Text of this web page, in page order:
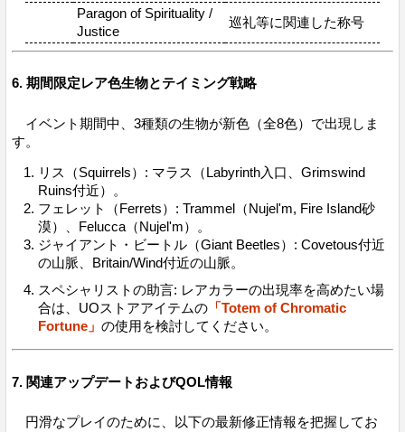
Paragon of Spirituality /
Justice
巡礼等に関連した称号
6. 期間限定レア色生物とテイミング戦略
イベント期間中、3種類の生物が新色（全8色）で出現しま
す。
リス（Squirrels）: マラス（Labyrinth入口、Grimswind
Ruins付近）。
フェレット（Ferrets）: Trammel（Nujel'm, Fire Island砂
漠）、Felucca（Nujel'm）。
ジャイアント・ビートル（Giant Beetles）: Covetous付近
の山脈、Britain/Wind付近の山脈。
スペシャリストの助言: レアカラーの出現率を高めたい場
合は、UOストアアイテムの 「Totem of Chromatic
Fortune」の使用を検討してください。
7. 関連アップデートおよびQOL情報
円滑なプレイのために、以下の最新修正情報を把握してお